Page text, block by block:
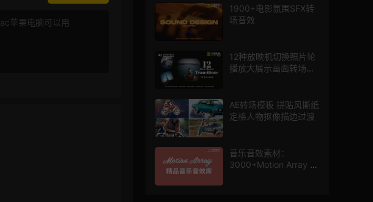
苹果电脑可以用
1900+电影氛围SFX转
场音效
12种放映机切换照片轮
播放大展示画面转场动
AE转场模板 拼贴风撕纸
定格人物抠像描边过渡
音乐音效素材：
3000+Motion Array 影